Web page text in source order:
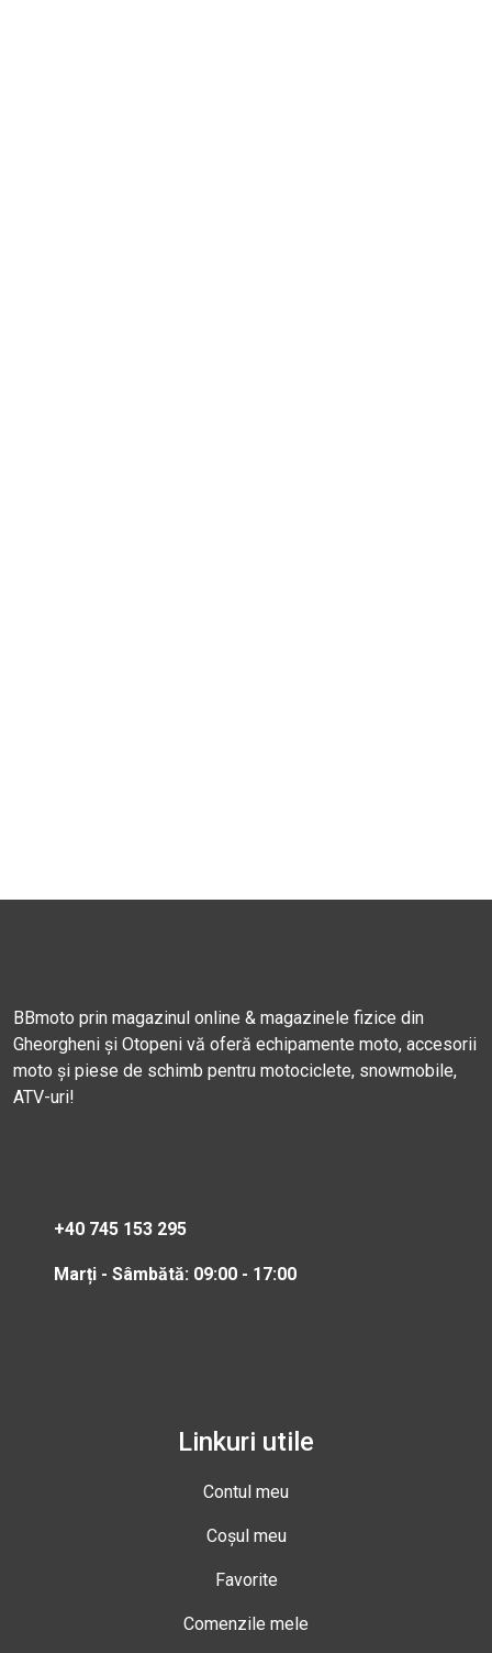
BBmoto prin magazinul online & magazinele fizice din
Gheorgheni și Otopeni vă oferă echipamente moto, accesorii
moto și piese de schimb pentru motociclete, snowmobile,
ATV-uri!
+40 745 153 295
Marți - Sâmbătă: 09:00 - 17:00
Linkuri utile
Contul meu
Coșul meu
Favorite
Comenzile mele